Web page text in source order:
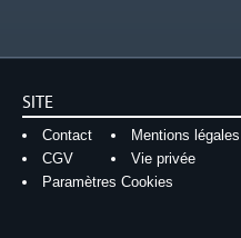
SITE
Contact
Mentions légales
CGV
Vie privée
Paramètres Cookies